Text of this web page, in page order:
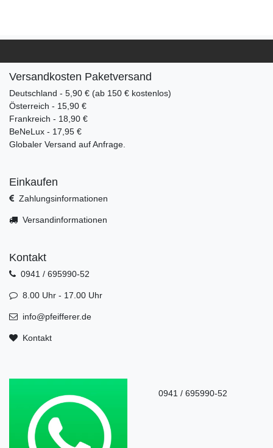
Versandkosten Paketversand
Deutschland - 5,90 € (ab 150 € kostenlos)
Österreich - 15,90 €
Frankreich - 18,90 €
BeNeLux - 17,95 €
Globaler Versand auf Anfrage.
Einkaufen
Zahlungsinformationen
Versandinformationen
Kontakt
0941 / 695990-52
8.00 Uhr - 17.00 Uhr
info@pfeifferer.de
Kontakt
0941 / 695990-52